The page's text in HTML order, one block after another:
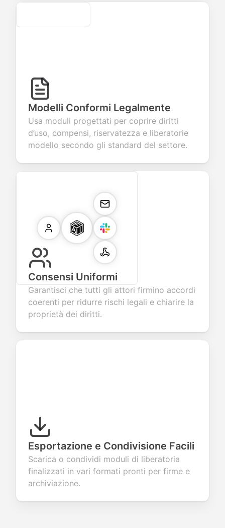
Secure
Modelli Conformi Legalmente
Usa moduli progettati per coprire diritti
d’uso, compensi, riservatezza e liberatorie
modello secondo gli standard del settore.
Consensi Uniformi
Garantisci che tutti gli attori firmino accordi
coerenti per ridurre rischi legali e chiarire la
proprietà dei diritti.
Esportazione e Condivisione Facili
Scarica o condividi moduli di liberatoria
finalizzati in vari formati pronti per firme e
archiviazione.